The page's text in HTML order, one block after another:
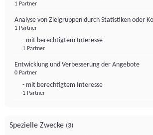
1 Partner
Analyse von Zielgruppen durch Statistiken oder
1 Partner
- mit berechtigtem Interesse
1 Partner
Entwicklung und Verbesserung der Angebote
0 Partner
- mit berechtigtem Interesse
1 Partner
Spezielle Zwecke (3)